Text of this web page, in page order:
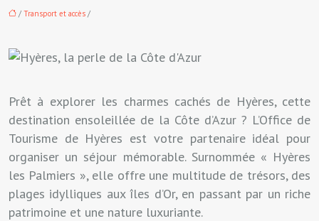
/ Transport et accès /
Prêt à explorer les charmes cachés de Hyères, cette
destination ensoleillée de la Côte d’Azur ? L’Office de
Tourisme de Hyères est votre partenaire idéal pour
organiser un séjour mémorable. Surnommée « Hyères
les Palmiers », elle offre une multitude de trésors, des
plages idylliques aux îles d’Or, en passant par un riche
patrimoine et une nature luxuriante.